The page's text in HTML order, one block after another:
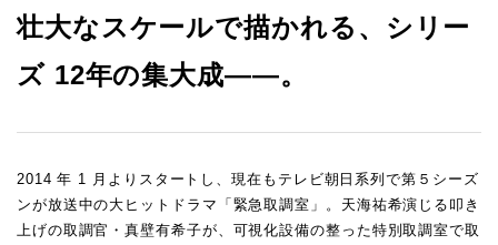
壮大なスケールで描かれる、シリー
ズ 12年の集大成——。
2014 年 1 月よりスタートし、現在もテレビ朝日系列で第５シーズ
ンが放送中の大ヒットドラマ「緊急取調室」。天海祐希演じる叩き
上げの取調官・真壁有希子が、可視化設備の整った特別取調室で取